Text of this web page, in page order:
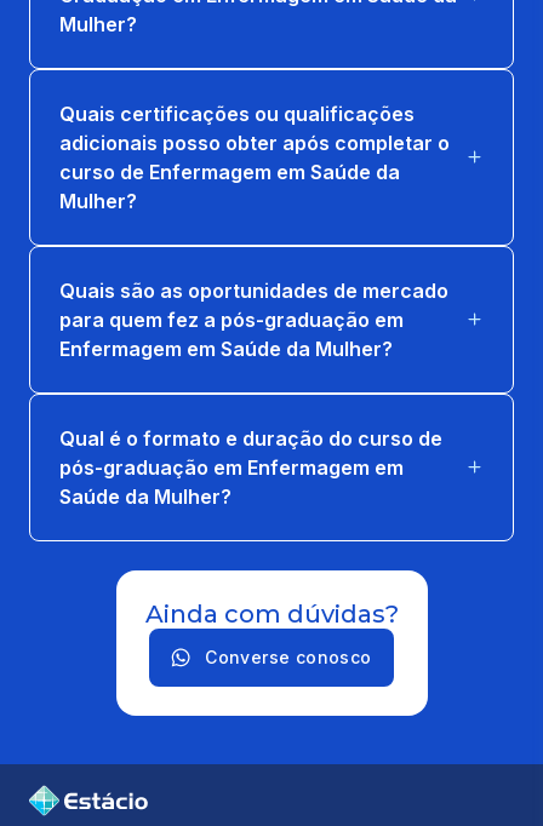
Mulher?
Quais certificações ou qualificações
adicionais posso obter após completar o
curso de Enfermagem em Saúde da
Mulher?
Quais são as oportunidades de mercado
para quem fez a pós-graduação em
Enfermagem em Saúde da Mulher?
Qual é o formato e duração do curso de
pós-graduação em Enfermagem em
Saúde da Mulher?
Ainda com dúvidas?
Converse conosco